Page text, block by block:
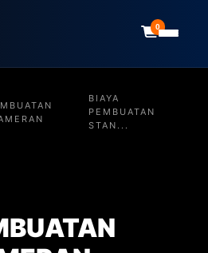
0
BIAYA
PEMBUATAN
STAN...